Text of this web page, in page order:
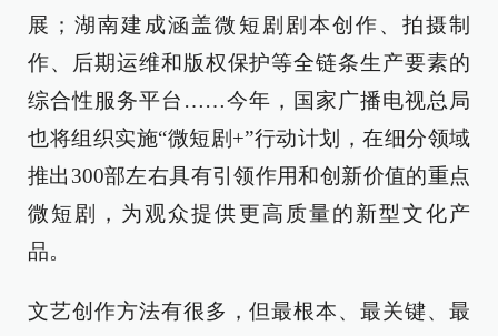
展；湖南建成涵盖微短剧剧本创作、拍摄制
作、后期运维和版权保护等全链条生产要素的
综合性服务平台……今年，国家广播电视总局
也将组织实施“微短剧+”行动计划，在细分领域
推出300部左右具有引领作用和创新价值的重点
微短剧，为观众提供更高质量的新型文化产
品。
文艺创作方法有很多，但最根本、最关键、最